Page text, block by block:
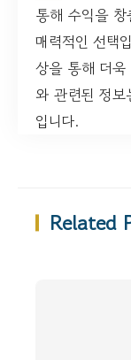
통해 수익을
매력적인 선택
상을 통해 더
와 관련된 정보
입니다.
Related